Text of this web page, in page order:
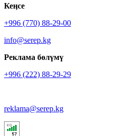
Кеӊсе
+996 (770) 88-29-00
info@serep.kg
Реклама бөлүмү
+996 (222) 88-29-29
reklama@serep.kg